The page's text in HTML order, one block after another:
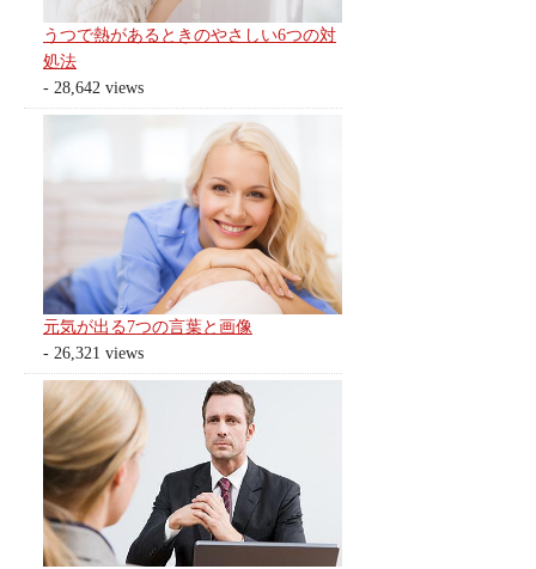
うつで熱があるときのやさしい6つの対
処法
- 28,642 views
元気が出る7つの言葉と画像
- 26,321 views